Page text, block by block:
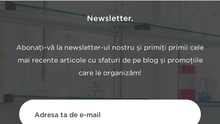
Newsletter.
Abonați-vă la newsletter-ul nostru și primiți primii cele
mai recente articole cu sfaturi de pe blog și promoțiile
care le organizăm!